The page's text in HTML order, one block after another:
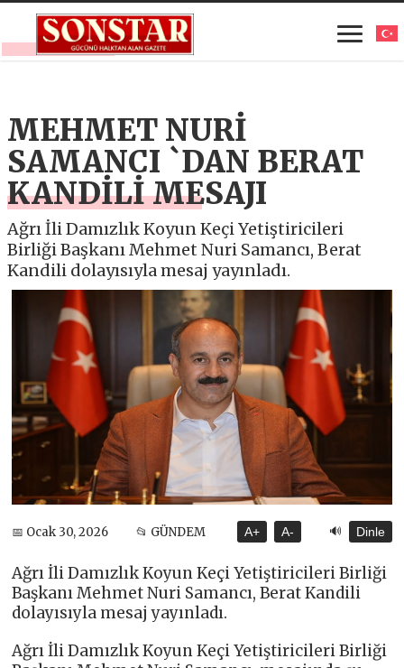
MEHMET NURİ
SAMANCI `DAN BERAT
KANDİLİ MESAJI
Ağrı İli Damızlık Koyun Keçi Yetiştiricileri
Birliği Başkanı Mehmet Nuri Samancı, Berat
Kandili dolayısıyla mesaj yayınladı.
📅 Ocak 30, 2026 📂 GÜNDEM A+ A- 🔊 Dinle
Ağrı İli Damızlık Koyun Keçi Yetiştiricileri Birliği
Başkanı Mehmet Nuri Samancı, Berat Kandili
dolayısıyla mesaj yayınladı.
Ağrı İli Damızlık Koyun Keçi Yetiştiricileri Birliği